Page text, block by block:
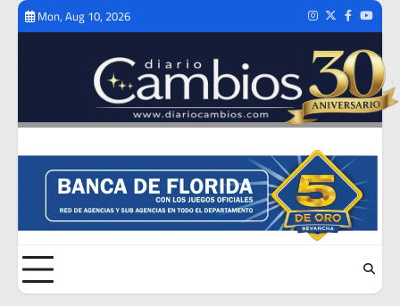
Skip
Mon, Aug 10, 2026 Instagram
TwitterFacebook